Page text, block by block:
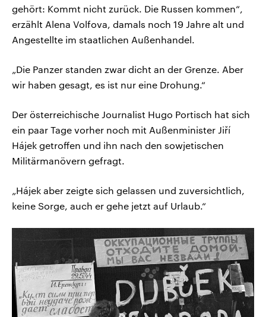
gehört: Kommt nicht zurück. Die Russen kommen“,
erzählt Alena Volfova, damals noch 19 Jahre alt und
Angestellte im staatlichen Außenhandel.
„Die Panzer standen zwar dicht an der Grenze. Aber
wir haben gesagt, es ist nur eine Drohung.“
Der österreichische Journalist Hugo Portisch hat sich
ein paar Tage vorher noch mit Außenminister Jiří
Hájek getroffen und ihn nach den sowjetischen
Militärmanövern gefragt.
„Hájek aber zeigte sich gelassen und zuversichtlich,
keine Sorge, auch er gehe jetzt auf Urlaub.“